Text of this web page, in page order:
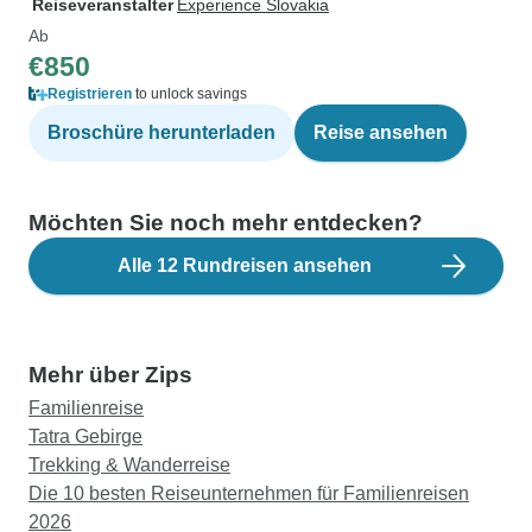
Reiseveranstalter Experience Slovakia
Ab
€850
Registrieren to unlock savings
Broschüre herunterladen Reise ansehen
Möchten Sie noch mehr entdecken?
Alle 12 Rundreisen ansehen
Mehr über Zips
Familienreise
Tatra Gebirge
Trekking & Wanderreise
Die 10 besten Reiseunternehmen für Familienreisen
2026